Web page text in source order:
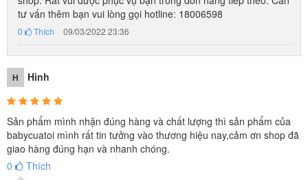
Con sẽ rất thích thú với món quà xinh xắn này, giúp con sống tự lập
và biết tự chăm sóc bản thân mình hơn.
tư vấn thêm bạn vui lòng gọi hotline: 18006598
0 Thích 09/03/2022 23:36
H Hinh
Sản phẩm mình nhận đúng hàng và chất lượng thì sản phẩm của
babycuatoi mình rất tin tưởng vào thương hiệu nay,cảm ơn shop đã
giao hàng đúng hạn và nhanh chóng.
0
Thích